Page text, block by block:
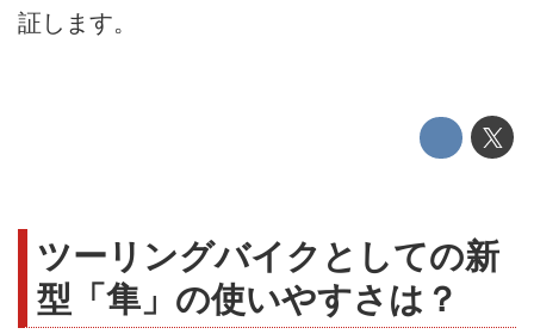
証します。
ツーリングバイクとしての新
型「隼」の使いやすさは？